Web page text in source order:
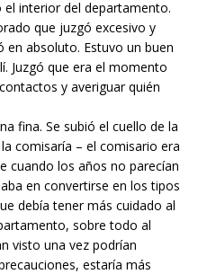
interior del departamento.
que juzgó excesivo y
absoluto. Estuvo un buen
Juzgó que era el momento
y averiguar quién
fina. Se subió el cuello de la
comisaría – el comisario era
cuando los años no parecían
en convertirse en los tipos
debía tener más cuidado al
sobre todo al
visto una vez podrían
estaría más